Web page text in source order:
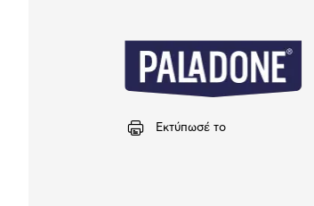
Εκτύπωσέ το